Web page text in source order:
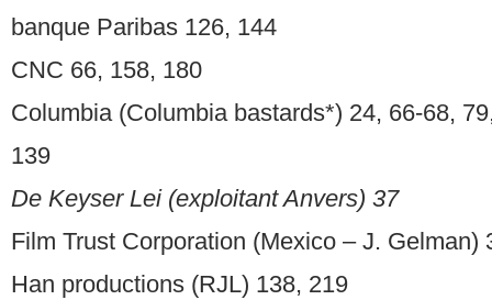
banque Paribas 126, 144
CNC 66, 158, 180
Columbia (Columbia bastards*) 24, 66-68,
139
De Keyser Lei (exploitant Anvers) 37
Film Trust Corporation (Mexico – J. Gelman)
Han productions (RJL) 138, 219